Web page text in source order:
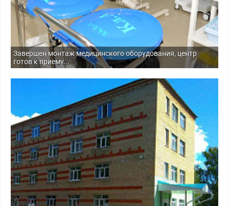
Завершен монтаж медицинского оборудования, центр
готов к приему...